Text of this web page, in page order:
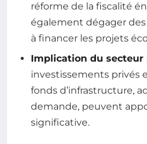
réforme de la fiscalité
également dégager
à financer les projets
Implication du secteur
investissements privés
fonds d’infrastructure,
demande, peuvent
significative.